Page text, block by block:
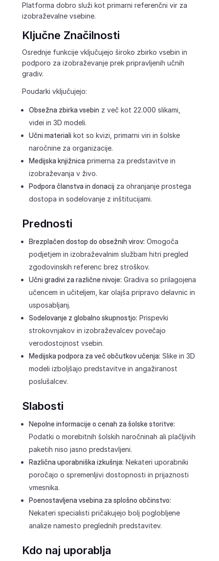
Platforma dobro služi kot primarni referenčni vir za
izobraževalne vsebine.
Ključne Značilnosti
Osrednje funkcije vključujejo široko zbirko vsebin in
podporo za izobraževanje prek pripravljenih učnih
gradiv.
Poudarki vključujejo:
Obsežna zbirka vsebinz več kot 22.000 slikami,
videi in 3D modeli.
Učni materialikot so kvizi, primarni viri in šolske
naročnine za organizacije.
Medijska knjižnicaprimerna za predstavitve in
izobraževanja v živo.
Podpora članstva in donacijza ohranjanje prostega
dostopa in sodelovanje z inštitucijami.
Prednosti
Brezplačen dostop do obsežnih virov: Omogoča
podjetjem in izobraževalnim službam hitri pregled
zgodovinskih referenc brez stroškov.
Učni gradivi za različne nivoje: Gradiva so prilagojena
učencem in učiteljem, kar olajša pripravo delavnic in
usposabljanj.
Sodelovanje z globalno skupnostjo: Prispevki
strokovnjakov in izobraževalcev povečajo
verodostojnost vsebin.
Medijska podpora za več občutkov učenja: Slike in 3D
modeli izboljšajo predstavitve in angažiranost
poslušalcev.
Slabosti
Nepolne informacije o cenah za šolske storitve:
Podatki o morebitnih šolskih naročninah ali plačljivih
paketih niso jasno predstavljeni.
Različna uporabniška izkušnja: Nekateri uporabniki
poročajo o spremenljivi dostopnosti in prijaznosti
vmesnika.
Poenostavljena vsebina za splošno občinstvo:
Nekateri specialisti pričakujejo bolj poglobljene
analize namesto preglednih predstavitev.
Kdo naj uporablja